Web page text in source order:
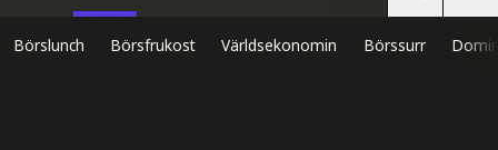
Börslunch Börsfrukost Världsekonomin Börssurr